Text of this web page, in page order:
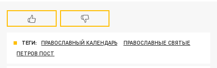
ТЕГИ: ПРАВОСЛАВНЫЙ КАЛЕНДАРЬ
ПРАВОСЛАВНЫЕ СВЯТЫЕ
ПЕТРОВ ПОСТ